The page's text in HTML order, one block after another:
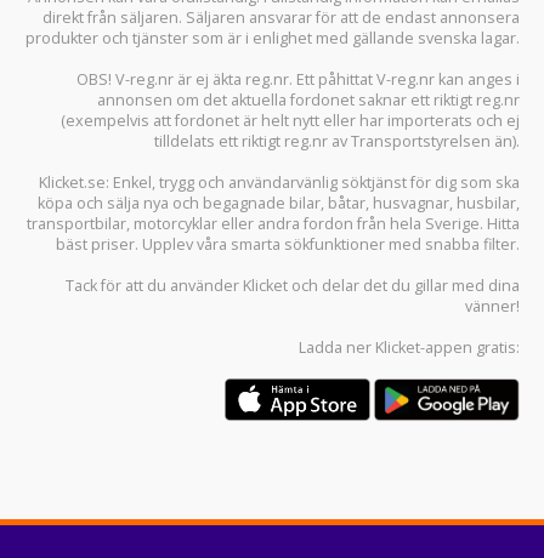
direkt från säljaren. Säljaren ansvarar för att de endast annonsera
produkter och tjänster som är i enlighet med gällande svenska lagar.
OBS! V-reg.nr är ej äkta reg.nr. Ett påhittat V-reg.nr kan anges i
annonsen om det aktuella fordonet saknar ett riktigt reg.nr
(exempelvis att fordonet är helt nytt eller har importerats och ej
tilldelats ett riktigt reg.nr av Transportstyrelsen än).
Klicket.se: Enkel, trygg och användarvänlig söktjänst för dig som ska
köpa och sälja nya och begagnade bilar, båtar, husvagnar, husbilar,
transportbilar, motorcyklar eller andra fordon från hela Sverige. Hitta
bäst priser. Upplev våra smarta sökfunktioner med snabba filter.
Tack för att du använder Klicket och delar det du gillar med dina
vänner!
Ladda ner Klicket-appen gratis: